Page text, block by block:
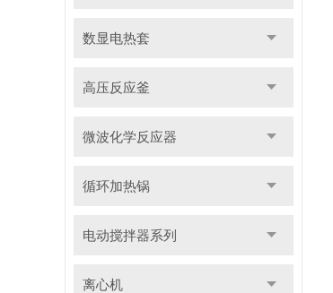
数显电热套
高压反应釜
微波化学反应器
循环加热锅
电动搅拌器系列
离心机